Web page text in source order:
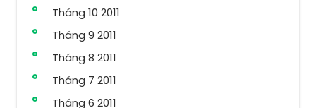
Tháng 10 2011
Tháng 9 2011
Tháng 8 2011
Tháng 7 2011
Tháng 6 2011